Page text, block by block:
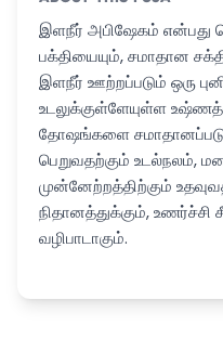
இளநீர் அபிஷேகம் என்பது
பக்தியையும், சமாதான
இளநீர் ஊற்றப்படும் ஒரு
உடலுக்குள்ளேயுள்ள
தோஷங்களை
பெறுவதற்கும் உடல்நலம்,
முன்னேற்றத்திற்கும்
நிதானத்துக்கும், உணர்ச்சி
வழிபாடாகும்.